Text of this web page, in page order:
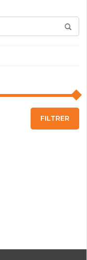
FILTRER